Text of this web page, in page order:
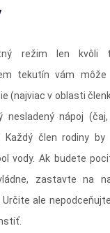
režim len kvôli
tekutín vám
(najviac v oblasti
nesladený nápoj
Každý člen rodiny
vody. Ak budete
zastavte na
ale